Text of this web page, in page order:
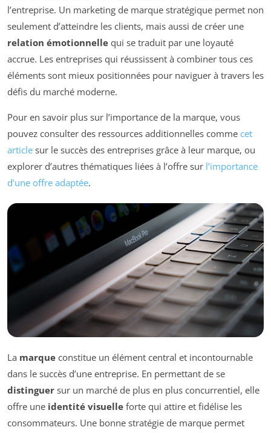
l’entreprise. Un marketing de marque stratégique permet non
seulement d’atteindre les clients, mais aussi de créer une
relation émotionnelle qui se traduit par une loyauté
accrue. Les entreprises qui réussissent à combiner tous ces
éléments sont mieux positionnées pour naviguer à travers les
défis du marché moderne.
Pour en savoir plus sur l’importance de la marque, vous
pouvez consulter des ressources additionnelles comme cet
article sur le succès des entreprises grâce à leur marque, ou
explorer d’autres thématiques liées à l’offre sur l’importance
d’une offre adaptée.
La marque constitue un élément central et incontournable
dans le succès d’une entreprise. En permettant de se
distinguer sur un marché de plus en plus concurrentiel, elle
offre une identité visuelle forte qui attire et fidélise les
consommateurs. Une bonne stratégie de marque permet